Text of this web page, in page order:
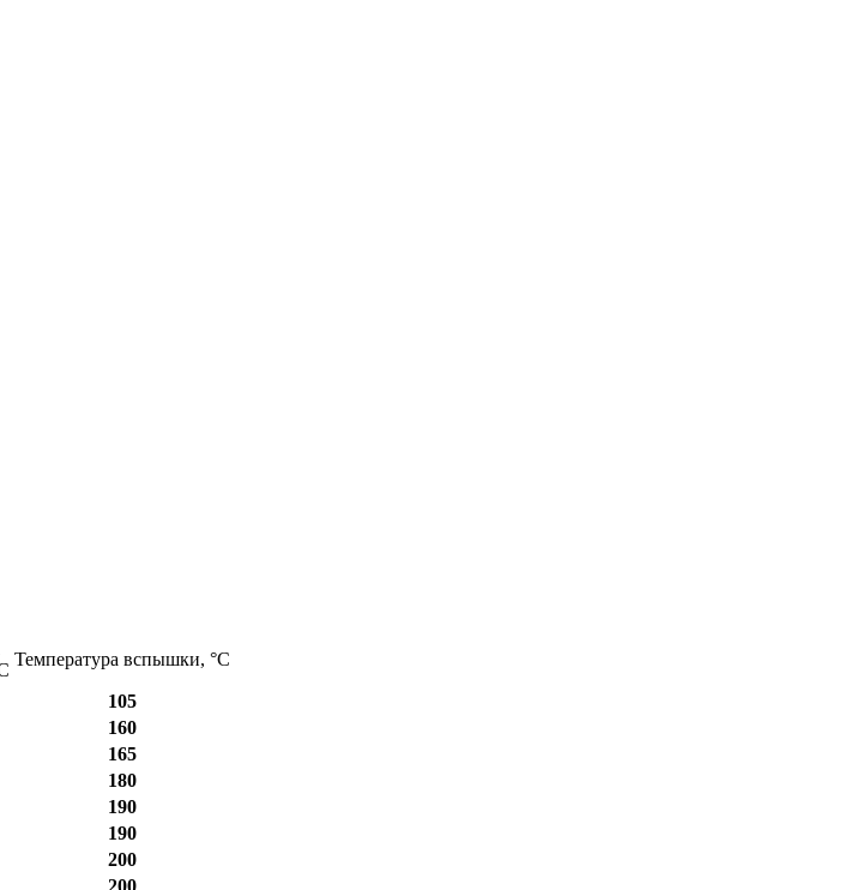
Температура вспышки, °С
105
160
165
180
190
190
200
200